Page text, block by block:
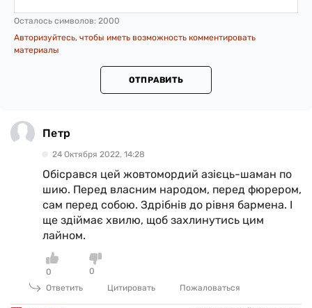
Осталось символов: 2000
Авторизуйтесь, чтобы иметь возможность комментировать
материалы
ОТПРАВИТЬ
Петр
24 Октября 2022, 14:28
Обісрався цей жовтомордий азієць-шаман по
шию. Перед власним народом, перед фюрером,
сам перед собою. Здрібнів до рівня бармена. І
ще здіймає хвилю, щоб захлинутись цим
лайном.
0
0
Ответить
Цитировать Пожаловаться